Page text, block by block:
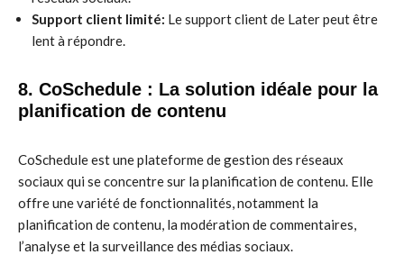
Support client limité: Le support client de Later peut être
lent à répondre.
8. CoSchedule : La solution idéale pour la
planification de contenu
CoSchedule est une plateforme de gestion des réseaux
sociaux qui se concentre sur la planification de contenu. Elle
offre une variété de fonctionnalités, notamment la
planification de contenu, la modération de commentaires,
l’analyse et la surveillance des médias sociaux.